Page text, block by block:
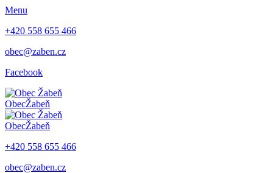
Menu
+420 558 655 466
obec@zaben.cz
Facebook
ObecŽabeň
ObecŽabeň
+420 558 655 466
obec@zaben.cz